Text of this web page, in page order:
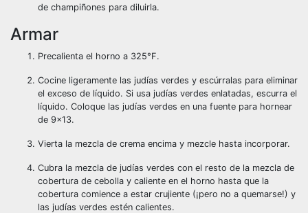
de champiñones para diluirla.
Armar
Precalienta el horno a 325°F.
Cocine ligeramente las judías verdes y escúrralas para eliminar
el exceso de líquido. Si usa judías verdes enlatadas, escurra el
líquido. Coloque las judías verdes en una fuente para hornear
de 9×13.
Vierta la mezcla de crema encima y mezcle hasta incorporar.
Cubra la mezcla de judías verdes con el resto de la mezcla de
cobertura de cebolla y caliente en el horno hasta que la
cobertura comience a estar crujiente (¡pero no a quemarse!) y
las judías verdes estén calientes.